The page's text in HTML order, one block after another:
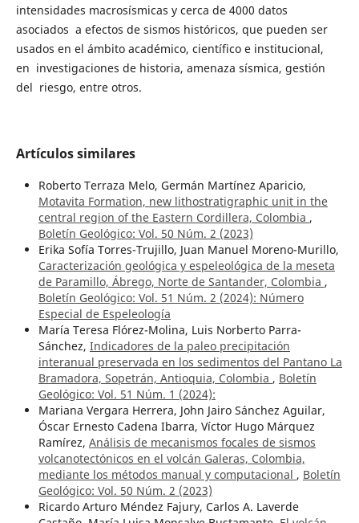
intensidades macrosísmicas y cerca de 4000 datos
asociados a efectos de sismos históricos, que pueden ser
usados en el ámbito académico, científico e institucional,
en investigaciones de historia, amenaza sísmica, gestión
del riesgo, entre otros.
Artículos similares
Roberto Terraza Melo, Germán Martínez Aparicio,
Motavita Formation, new lithostratigraphic unit in the
central region of the Eastern Cordillera, Colombia ,
Boletín Geológico: Vol. 50 Núm. 2 (2023)
Erika Sofía Torres-Trujillo, Juan Manuel Moreno-Murillo,
Caracterización geológica y espeleológica de la meseta
de Paramillo, Ábrego, Norte de Santander, Colombia ,
Boletín Geológico: Vol. 51 Núm. 2 (2024): Número
Especial de Espeleología
María Teresa Flórez-Molina, Luis Norberto Parra-
Sánchez, Indicadores de la paleo precipitación
interanual preservada en los sedimentos del Pantano La
Bramadora, Sopetrán, Antioquia, Colombia , Boletín
Geológico: Vol. 51 Núm. 1 (2024):
Mariana Vergara Herrera, John Jairo Sánchez Aguilar,
Óscar Ernesto Cadena Ibarra, Víctor Hugo Márquez
Ramírez, Análisis de mecanismos focales de sismos
volcanotectónicos en el volcán Galeras, Colombia,
mediante los métodos manual y computacional , Boletín
Geológico: Vol. 50 Núm. 2 (2023)
Ricardo Arturo Méndez Fajury, Carlos A. Laverde